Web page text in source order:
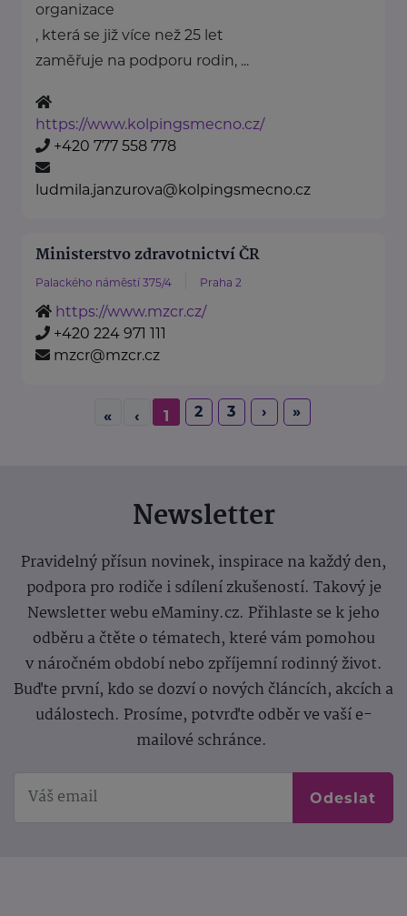
organizace
, která se již více než 25 let
zaměřuje na podporu rodin, ...
https://www.kolpingsmecno.cz/
+420 777 558 778
ludmila.janzurova@kolpingsmecno.cz
Ministerstvo zdravotnictví ČR
Palackého náměstí 375/4 Praha 2
https://www.mzcr.cz/
+420 224 971 111
mzcr@mzcr.cz
« ‹ 1 2 3 › »
Newsletter
Pravidelný přísun novinek, inspirace na každý den,
podpora pro rodiče i sdílení zkušeností. Takový je
Newsletter webu eMaminy.cz. Přihlaste se k jeho
odběru a čtěte o tématech, které vám pomohou
v náročném období nebo zpříjemní rodinný život.
Buďte první, kdo se dozví o nových článcích, akcích a
událostech. Prosíme, potvrďte odběr ve vaší e-
mailové schránce.
Odeslat